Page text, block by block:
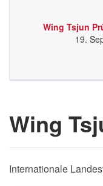
Wing Tsjun
19.
Wing
Internationale